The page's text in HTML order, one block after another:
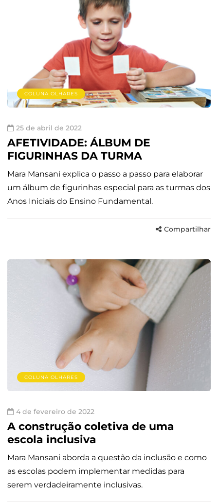
COLUNA OLHARES
25 de abril de 2022
AFETIVIDADE: ÁLBUM DE
FIGURINHAS DA TURMA
Mara Mansani explica o passo a passo para elaborar
um álbum de figurinhas especial para as turmas dos
Anos Iniciais do Ensino Fundamental.
Compartilhar
COLUNA OLHARES
4 de fevereiro de 2022
A construção coletiva de uma
escola inclusiva
Mara Mansani aborda a questão da inclusão e como
as escolas podem implementar medidas para
serem verdadeiramente inclusivas.